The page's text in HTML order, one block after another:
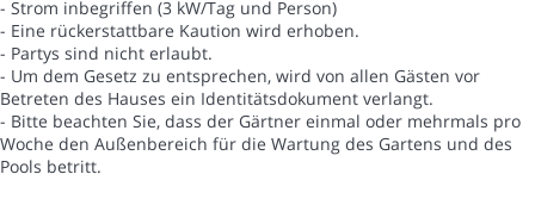
- Strom inbegriffen (3 kW/Tag und Person)
- Eine rückerstattbare Kaution wird erhoben.
- Partys sind nicht erlaubt.
- Um dem Gesetz zu entsprechen, wird von allen Gästen vor
Betreten des Hauses ein Identitätsdokument verlangt.
- Bitte beachten Sie, dass der Gärtner einmal oder mehrmals pro
Woche den Außenbereich für die Wartung des Gartens und des
Pools betritt.